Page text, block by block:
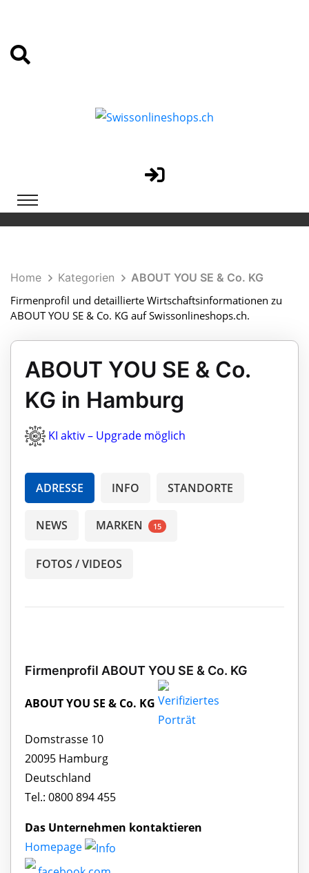
Home Kategorien
ABOUT YOU SE & Co. KG
Firmenprofil und detaillierte Wirtschaftsinformationen zu
ABOUT YOU SE & Co. KG auf Swissonlineshops.ch.
ABOUT YOU SE & Co.
KG in Hamburg
KI aktiv – Upgrade möglich
ADRESSE INFO STANDORTE
NEWS MARKEN 15
FOTOS / VIDEOS
Firmenprofil ABOUT YOU SE & Co. KG
ABOUT YOU SE & Co. KG
Domstrasse 10
20095 Hamburg
Deutschland
Tel.: 0800 894 455
Das Unternehmen kontaktieren
Homepage